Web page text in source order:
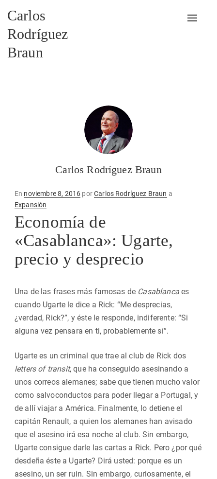
Carlos
Rodríguez
Braun
Carlos Rodríguez Braun
En Publicado
en
noviembre 8, 2016 porCarlos Rodríguez Braun a
Expansión
Economía de
«Casablanca»: Ugarte,
precio y desprecio
Una de las frases más famosas de Casablancaes
cuando Ugarte le dice a Rick: “Me desprecias,
¿verdad, Rick?”, y éste le responde, indiferente: “Si
alguna vez pensara en ti, probablemente sí”.
Ugarte es un criminal que trae al club de Rick dos
letters of transit, que ha conseguido asesinando a
unos correos alemanes; sabe que tienen mucho valor
como salvoconductos para poder llegar a Portugal, y
de allí viajar a América. Finalmente, lo detiene el
capitán Renault, a quien los alemanes han avisado
que el asesino irá esa noche al club. Sin embargo,
Ugarte consigue darle las cartas a Rick. Pero ¿por qué
desdeña éste a Ugarte? Dirá usted: porque es un
asesino, un ser ruin. Sin embargo, curiosamente, el